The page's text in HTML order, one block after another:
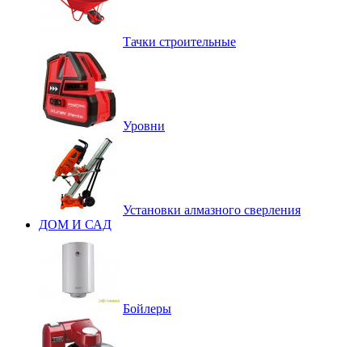
Тачки строительные
Уровни
Установки алмазного сверления
ДОМ И САД
Бойлеры